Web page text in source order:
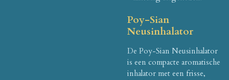
Poy-Sian
Neusinhalator
De Poy-Sian Neusinhalator
is een compacte aromatische
inhalator met een frisse,